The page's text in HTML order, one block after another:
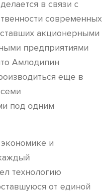
в связи с
современных
акционерными
предприятиями
Амлодипин
еще в
под одним
и
технологию
от единой